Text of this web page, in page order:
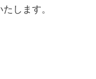
します。